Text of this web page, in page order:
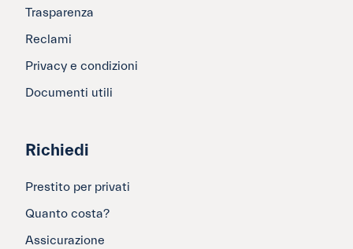
Trasparenza
Reclami
Privacy e condizioni
Documenti utili
Richiedi
Prestito per privati
Quanto costa?
Assicurazione